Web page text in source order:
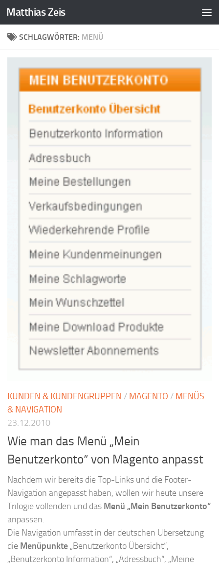
Zum Inhalt springen
Matthias Zeis
SCHLAGWÖRTER: MENÜ
KUNDEN & KUNDENGRUPPEN / MAGENTO / MENÜS
& NAVIGATION
23.12.2010
Wie man das Menü „Mein
Benutzerkonto“ von Magento anpasst
Nachdem wir bereits die Top-Links und die Footer-
Navigation angepasst haben, wollen wir heute unsere
Trilogie vollenden und das Menü „Mein Benutzerkonto“
anpassen.
Die Navigation umfasst in der deutschen Übersetzung
die Menüpunkte „Benutzerkonto Übersicht“,
„Benutzerkonto Information“, „Adressbuch“, „Meine